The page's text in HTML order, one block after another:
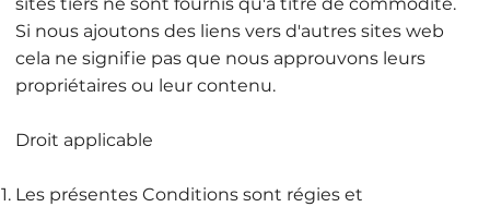
Si nous ajoutons des liens vers d'autres sites web
cela ne signifie pas que nous approuvons leurs
propriétaires ou leur contenu.
Droit applicable
Les présentes Conditions sont régies et